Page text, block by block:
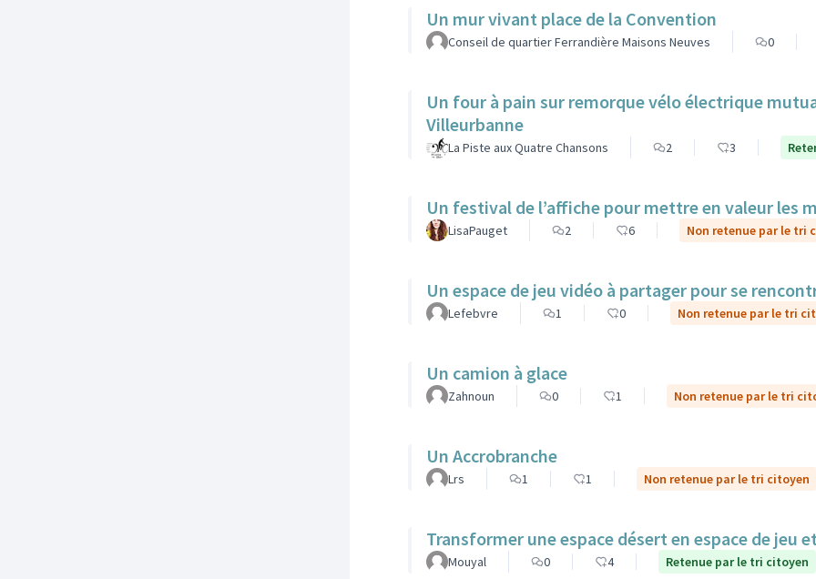
Un mur vivant place de la Convention
Conseil de quartier Ferrandière Maisons Neuves 0
Un four à pain sur remorque vélo électrique
Villeurbanne
La Piste aux Quatre Chansons 2 3
Un festival de l’affiche pour mettre en valeur les
LisaPauget 2 6 Non retenue par le tri
Un espace de jeu vidéo à partager pour se
Lefebvre 1 0 Non retenue par le tri
Un camion à glace
Zahnoun 0 1 Non retenue par le tri
Un Accrobranche
Lrs 1 1 Non retenue par le tri citoyen
Transformer une espace désert en espace de jeu
Mouyal 0 4 Retenue par le tri citoyen